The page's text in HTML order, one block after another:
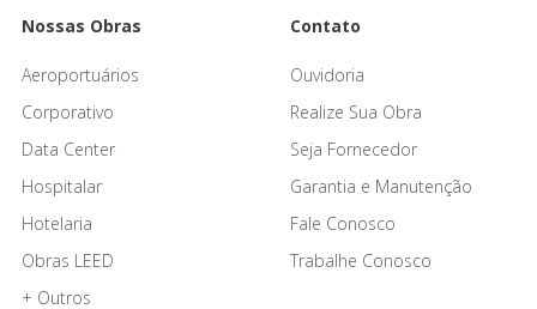
Nossas Obras
Aeroportuários
Corporativo
Data Center
Hospitalar
Hotelaria
Obras LEED
+ Outros
Contato
Ouvidoria
Realize Sua Obra
Seja Fornecedor
Garantia e Manutenção
Fale Conosco
Trabalhe Conosco